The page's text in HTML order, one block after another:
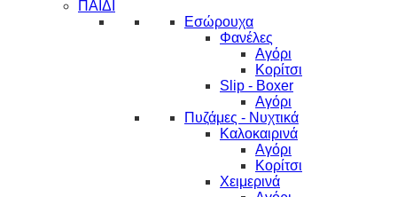
ΠΑΙΔΙ
Εσώρουχα
Φανέλες
Αγόρι
Κορίτσι
Slip - Boxer
Αγόρι
Πυζάμες - Νυχτικά
Καλοκαιρινά
Αγόρι
Κορίτσι
Χειμερινά